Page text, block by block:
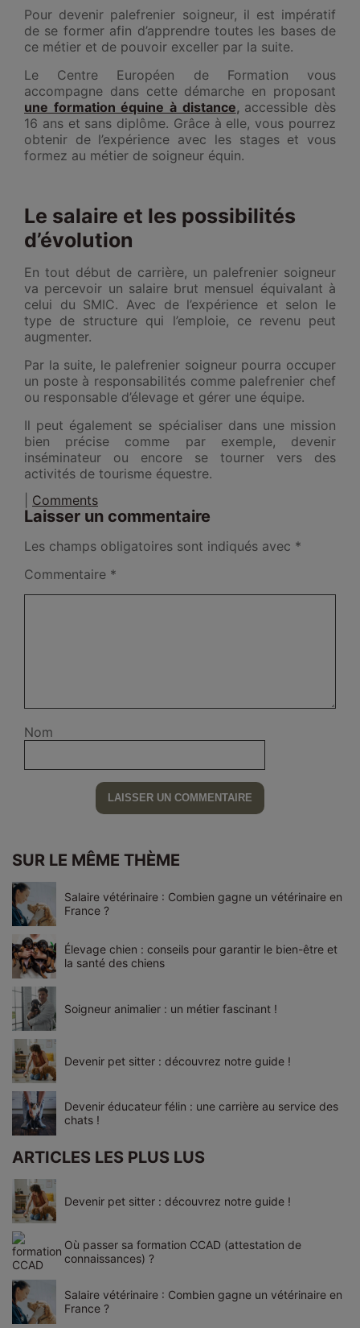
Pour devenir palefrenier soigneur, il est impératif
de se former afin d’apprendre toutes les bases de
ce métier et de pouvoir exceller par la suite.
Le Centre Européen de Formation vous
accompagne dans cette démarche en proposant
une formation équine à distance, accessible dès
16 ans et sans diplôme. Grâce à elle, vous pourrez
obtenir de l’expérience avec les stages et vous
formez au métier de soigneur équin.
Le salaire et les possibilités
d’évolution
En tout début de carrière, un palefrenier soigneur
va percevoir un salaire brut mensuel équivalant à
celui du SMIC. Avec de l’expérience et selon le
type de structure qui l’emploie, ce revenu peut
augmenter.
Par la suite, le palefrenier soigneur pourra occuper
un poste à responsabilités comme palefrenier chef
ou responsable d’élevage et gérer une équipe.
Il peut également se spécialiser dans une mission
bien précise comme par exemple, devenir
inséminateur ou encore se tourner vers des
activités de tourisme équestre.
Comments
Laisser un commentaire
Les champs obligatoires sont indiqués avec *
Commentaire *
Nom
SUR LE MÊME THÈME
Salaire vétérinaire : Combien gagne un vétérinaire en
France ?
Élevage chien : conseils pour garantir le bien-être et
la santé des chiens
Soigneur animalier : un métier fascinant !
Devenir pet sitter : découvrez notre guide !
Devenir éducateur félin : une carrière au service des
chats !
ARTICLES LES PLUS LUS
Devenir pet sitter : découvrez notre guide !
Où passer sa formation CCAD (attestation de
connaissances) ?
Salaire vétérinaire : Combien gagne un vétérinaire en
France ?